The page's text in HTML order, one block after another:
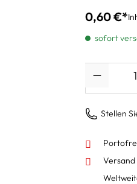
0,60 €*
sofort
Stellen